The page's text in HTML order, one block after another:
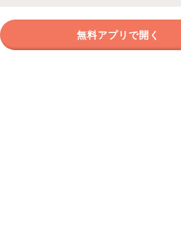
無料アプリで開く